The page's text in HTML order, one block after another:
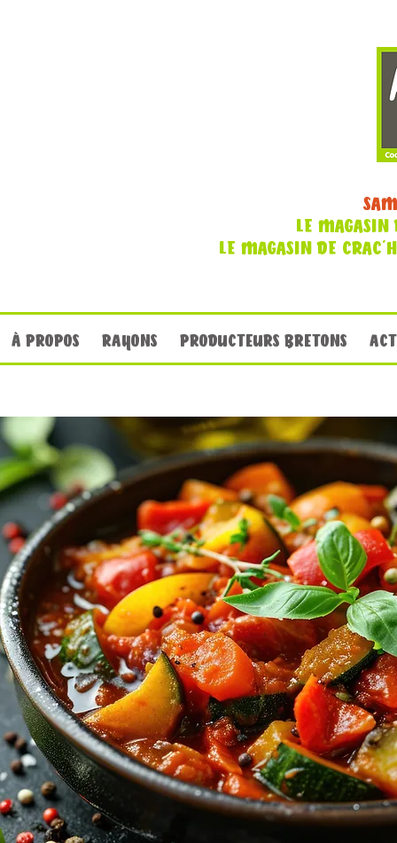
LE MAGASIN
LE MAGASIN DE
À PROPOS RAYONS PRODUCTEURS BRETONS